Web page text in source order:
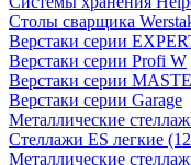
Столы сварщика
Верстаки серии
Верстаки серии Profi W
Верстаки серии
Верстаки серии Garage
Металлические
Стеллажи ES легкие
Металлические